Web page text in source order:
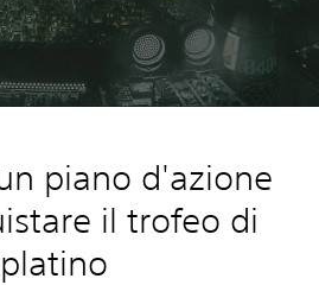
piano d'azione
il trofeo di
platino